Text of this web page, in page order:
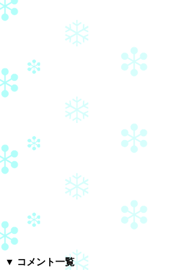
▼ コメント一覧